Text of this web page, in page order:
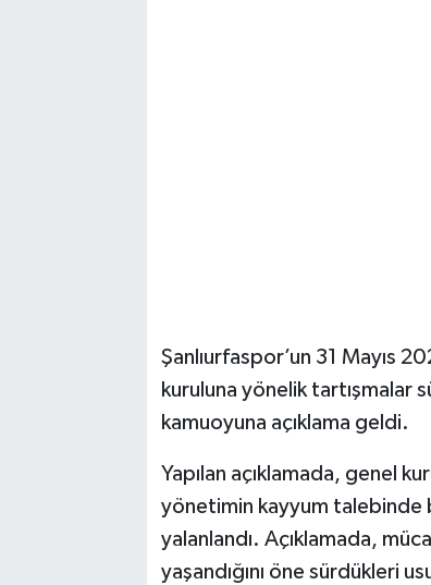
Şanlıurfaspor’un 31 Mayıs
kuruluna yönelik
kamuoyuna açıklama geldi.
Yapılan açıklamada, genel
yönetimin kayyum talebinde
yalanlandı. Açıklamada,
yaşandığını öne sürdükleri